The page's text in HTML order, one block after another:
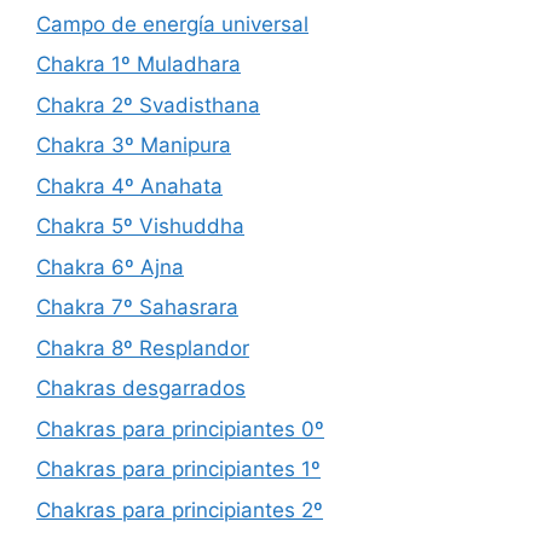
Campo de energía universal
Chakra 1º Muladhara
Chakra 2º Svadisthana
Chakra 3º Manipura
Chakra 4º Anahata
Chakra 5º Vishuddha
Chakra 6º Ajna
Chakra 7º Sahasrara
Chakra 8º Resplandor
Chakras desgarrados
Chakras para principiantes 0º
Chakras para principiantes 1º
Chakras para principiantes 2º